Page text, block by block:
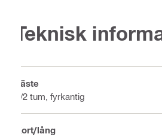
Teknisk
Fäste
1/2 tum, fyrkantig
Kort/lång